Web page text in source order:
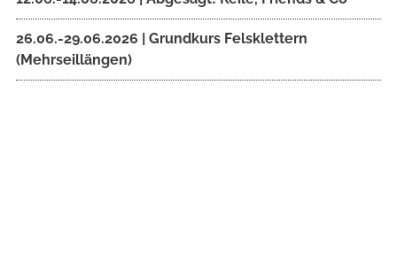
26.06.-29.06.2026 | Grundkurs Felsklettern
(Mehrseillängen)